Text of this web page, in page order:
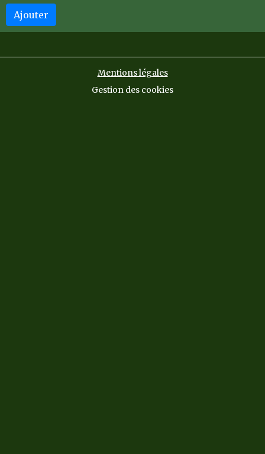
Ajouter
Mentions légales
Gestion des cookies